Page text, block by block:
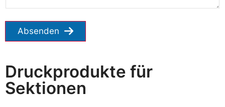
Absenden
Druckprodukte für
Sektionen